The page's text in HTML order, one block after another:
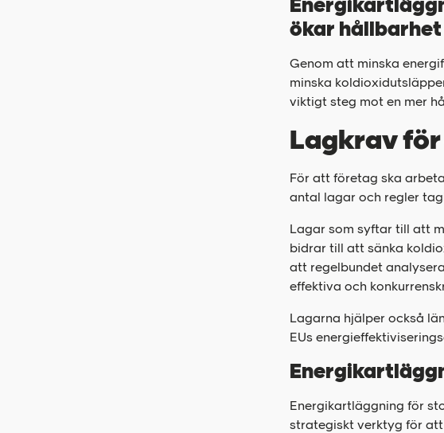
ökar hållbarhet
Genom att minska
minska
viktigt steg mot en mer
Lagkrav
För att företag ska
antal lagar och regler
Lagar som syftar till att
bidrar till att sänka
att regelbundet
effektiva och
Lagarna hjälper också
EUs
Energikartläggning för
strategiskt verktyg för att